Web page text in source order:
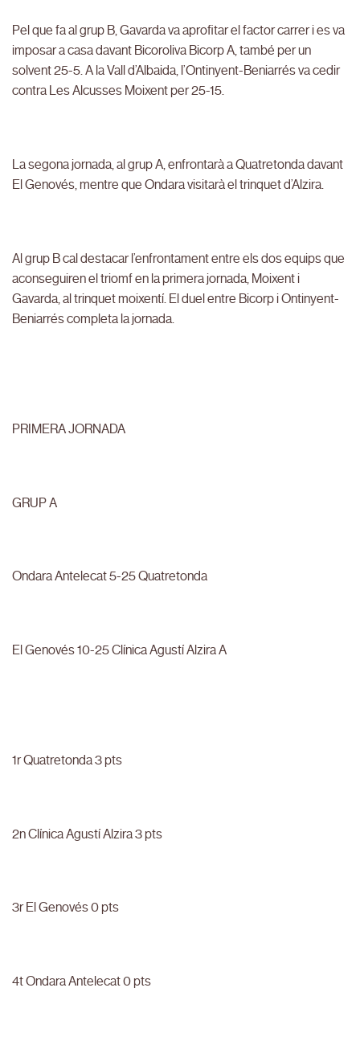
Pel que fa al grup B, Gavarda va aprofitar el factor carrer i es va
imposar a casa davant Bicoroliva Bicorp A, també per un
solvent 25-5. A la Vall d’Albaida, l’Ontinyent-Beniarrés va cedir
contra Les Alcusses Moixent per 25-15.
La segona jornada, al grup A, enfrontarà a Quatretonda davant
El Genovés, mentre que Ondara visitarà el trinquet d’Alzira.
Al grup B cal destacar l’enfrontament entre els dos equips que
aconseguiren el triomf en la primera jornada, Moixent i
Gavarda, al trinquet moixentí. El duel entre Bicorp i Ontinyent-
Beniarrés completa la jornada.
PRIMERA JORNADA
GRUP A
Ondara Antelecat 5-25 Quatretonda
El Genovés 10-25 Clínica Agustí Alzira A
1r Quatretonda 3 pts
2n Clínica Agustí Alzira 3 pts
3r El Genovés 0 pts
4t Ondara Antelecat 0 pts